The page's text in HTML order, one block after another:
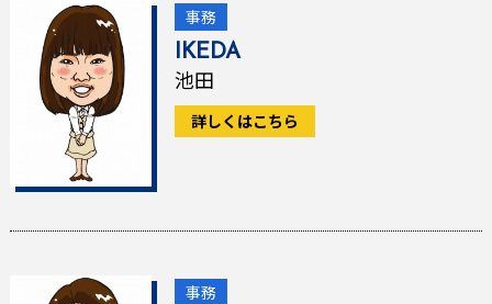
事務
IKEDA
池田
詳しくはこちら
事務